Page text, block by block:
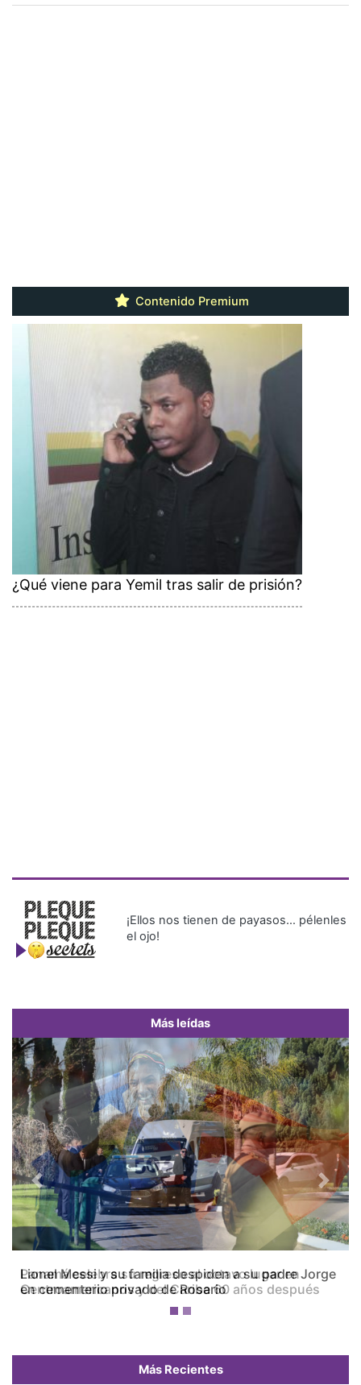
Contenido Premium
¿Qué viene para Yemil tras salir de prisión?
¡Ellos nos tienen de payasos… pélenles
el ojo!
Más leídas
Panamá celebra su regreso al octavo lugar en
Centroamericanos y del Caribe 60 años después
Previous Next
Más Recientes